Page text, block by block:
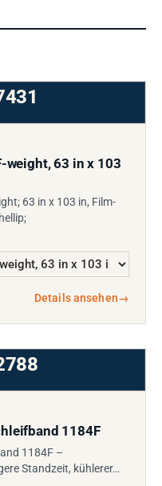
weight, 63 in x 103
63 in x 103 in, Film-
Details ansehen→
1184F
1184F –
Standzeit, kühlerer…